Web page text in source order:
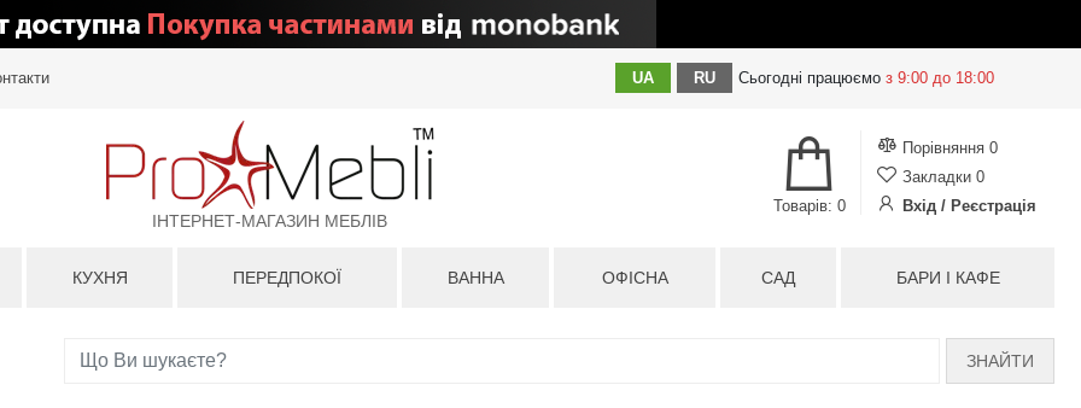
UA RU Сьогодні працюємо з 9:00 до 18:00
ІНТЕРНЕТ-МАГАЗИН МЕБЛІВ
Порівняння 0
Закладки 0
Вхід / Реєстрація
Товарів: 0
КУХНЯ ПЕРЕДПОКОЇ ВАННА ОФІСНА САД БАРИ І КАФЕ
ЗНАЙТИ